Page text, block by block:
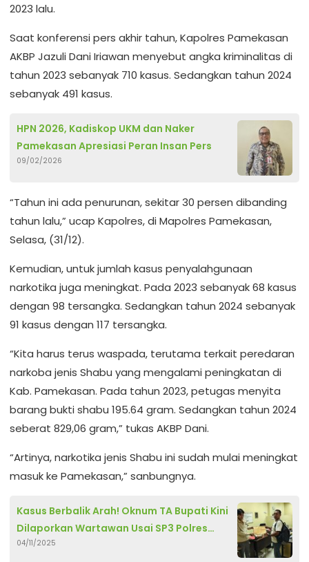
2023 lalu.
Saat konferensi pers akhir tahun, Kapolres Pamekasan
AKBP Jazuli Dani Iriawan menyebut angka kriminalitas di
tahun 2023 sebanyak 710 kasus. Sedangkan tahun 2024
sebanyak 491 kasus.
HPN 2026, Kadiskop UKM dan Naker
Pamekasan Apresiasi Peran Insan Pers
09/02/2026
“Tahun ini ada penurunan, sekitar 30 persen dibanding
tahun lalu,” ucap Kapolres, di Mapolres Pamekasan,
Selasa, (31/12).
Kemudian, untuk jumlah kasus penyalahgunaan
narkotika juga meningkat. Pada 2023 sebanyak 68 kasus
dengan 98 tersangka. Sedangkan tahun 2024 sebanyak
91 kasus dengan 117 tersangka.
“Kita harus terus waspada, terutama terkait peredaran
narkoba jenis Shabu yang mengalami peningkatan di
Kab. Pamekasan. Pada tahun 2023, petugas menyita
barang bukti shabu 195.64 gram. Sedangkan tahun 2024
seberat 829,06 gram,” tukas AKBP Dani.
“Artinya, narkotika jenis Shabu ini sudah mulai meningkat
masuk ke Pamekasan,” sanbungnya.
Kasus Berbalik Arah! Oknum TA Bupati Kini
Dilaporkan Wartawan Usai SP3 Polres
Sumenep
04/11/2025